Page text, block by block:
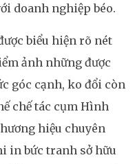
doanh nghiệp béo.
biểu hiện rõ nét
ảnh những được
góc cạnh, ko đổi còn
chế tác cụm Hình
hiệu chuyên
in bức tranh sở hữu